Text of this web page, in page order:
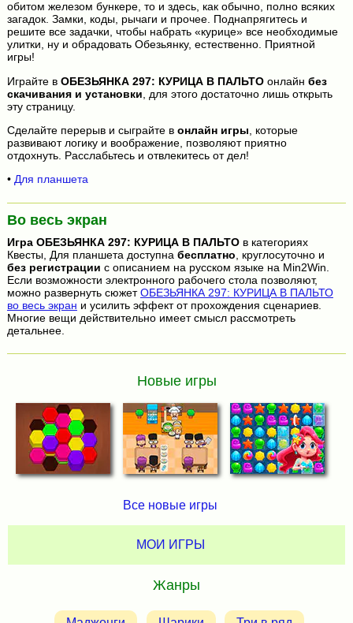
обитом железом бункере, то и здесь, как обычно, полно всяких
загадок. Замки, коды, рычаги и прочее. Поднапрягитесь и
решите все задачки, чтобы набрать «курице» все необходимые
улитки, ну и обрадовать Обезьянку, естественно. Приятной
игры!
Играйте в ОБЕЗЬЯНКА 297: КУРИЦА В ПАЛЬТОонлайн без
скачивания и установки , для этого достаточно лишь открыть
эту страницу.
Сделайте перерыв и сыграйте в онлайн игры , которые
развивают логику и воображение, позволяют приятно
отдохнуть. Расслабьтесь и отвлекитесь от дел!
• Для планшета
Во весь экран
Игра ОБЕЗЬЯНКА 297: КУРИЦА В ПАЛЬТОв категориях
Квесты, Для планшета доступна бесплатно , круглосуточно и
без регистрации с описанием на русском языке на Min2Win.
Если возможности электронного рабочего стола позволяют,
можно развернуть сюжетОБЕЗЬЯНКА 297: КУРИЦА В ПАЛЬТО
во весь экран и усилить эффект от прохождения сценариев.
Многие вещи действительно имеет смысл рассмотреть
детальнее.
Новые игры
Все новые игры
МОИ ИГРЫ
Жанры